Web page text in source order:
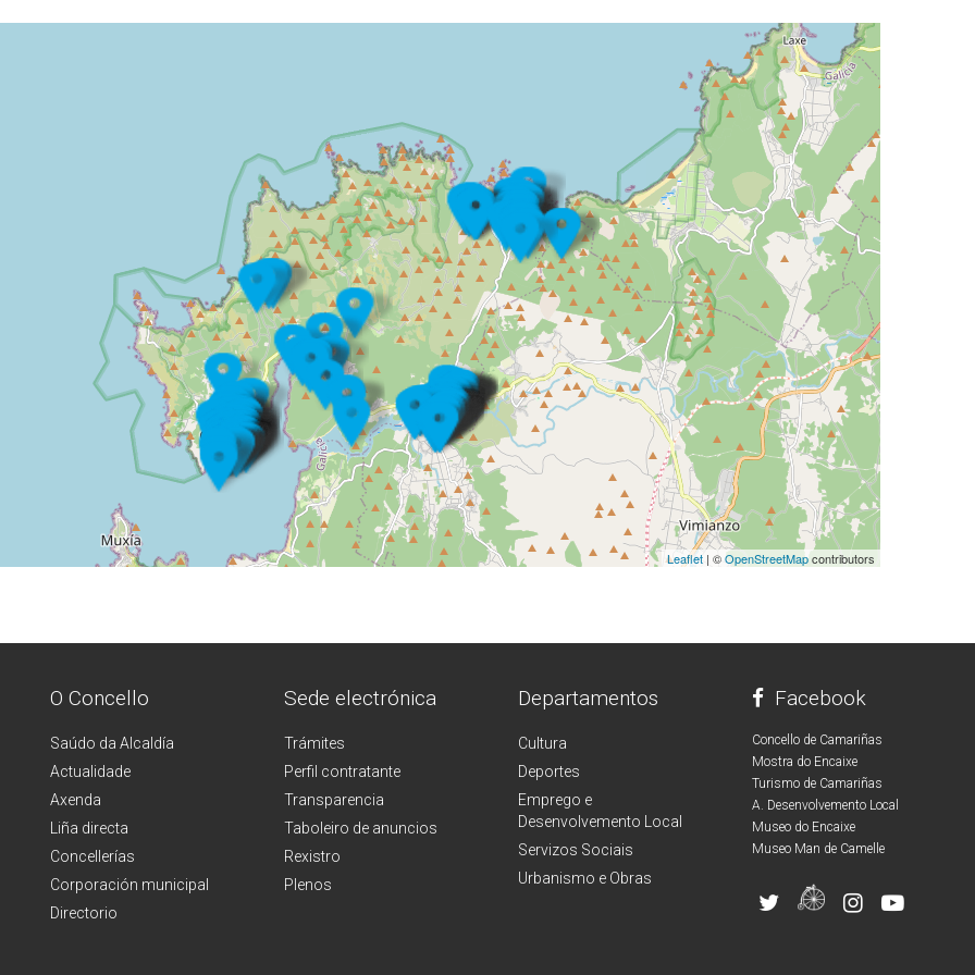
Leaflet | ©OpenStreetMapcontributors
O Concello
Saúdo da Alcaldía
Actualidade
Axenda
Liña directa
Concellerías
Corporación municipal
Directorio
Sede electrónica
Trámites
Perfil contratante
Transparencia
Taboleiro de anuncios
Rexistro
Plenos
Departamentos
Cultura
Deportes
Emprego e
Desenvolvemento Local
Servizos Sociais
Urbanismo e Obras
Facebook
Concello de Camariñas
Mostra do Encaixe
Turismo de Camariñas
A. Desenvolvemento Local
Museo do Encaixe
Museo Man de Camelle